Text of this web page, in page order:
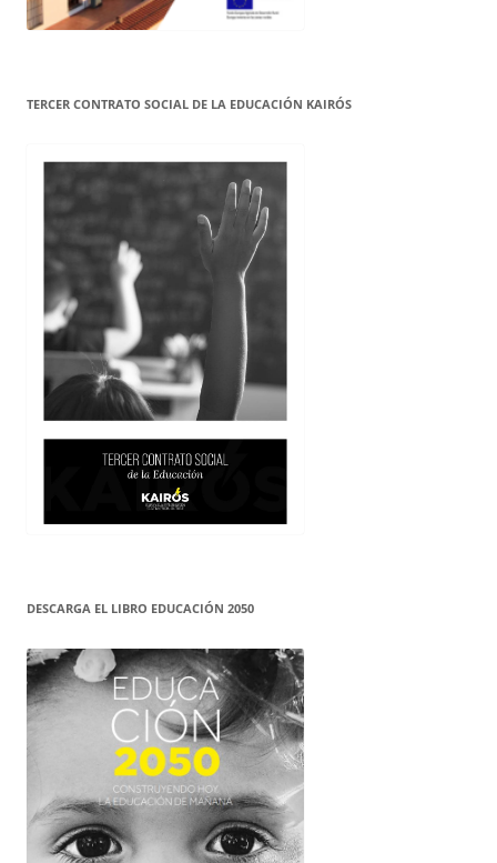
TERCER CONTRATO SOCIAL DE LA EDUCACIÓN KAIRÓS
DESCARGA EL LIBRO EDUCACIÓN 2050